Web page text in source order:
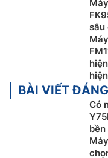
Máy giặt lồng đứng
hệ thống suy luận
lượng quần áo để
sao cho phù hợp,
nước hàng tháng
tối ưu.
sâu
BÀI VIẾT
Có